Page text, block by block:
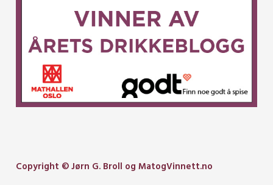
Copyright © Jørn G. Broll og MatogVinnett.no